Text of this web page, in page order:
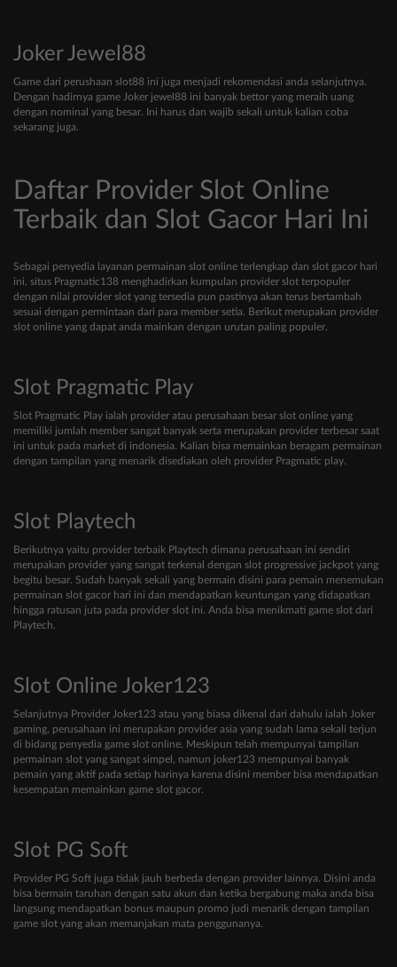
Joker Jewel88
Game dari perushaan slot88 ini juga menjadi rekomendasi anda selanjutnya.
Dengan hadirnya game Joker jewel88 ini banyak bettor yang meraih uang
dengan nominal yang besar. Ini harus dan wajib sekali untuk kalian coba
sekarang juga.
Daftar Provider Slot Online
Terbaik dan Slot Gacor Hari Ini
Sebagai penyedia layanan permainan slot online terlengkap dan slot gacor hari
ini, situs Pragmatic138 menghadirkan kumpulan provider slot terpopuler
dengan nilai provider slot yang tersedia pun pastinya akan terus bertambah
sesuai dengan permintaan dari para member setia. Berikut merupakan provider
slot online yang dapat anda mainkan dengan urutan paling populer.
Slot Pragmatic Play
Slot Pragmatic Play ialah provider atau perusahaan besar slot online yang
memiliki jumlah member sangat banyak serta merupakan provider terbesar saat
ini untuk pada market di indonesia. Kalian bisa memainkan beragam permainan
dengan tampilan yang menarik disediakan oleh provider Pragmatic play.
Slot Playtech
Berikutnya yaitu provider terbaik Playtech dimana perusahaan ini sendiri
merupakan provider yang sangat terkenal dengan slot progressive jackpot yang
begitu besar. Sudah banyak sekali yang bermain disini para pemain menemukan
permainan slot gacor hari ini dan mendapatkan keuntungan yang didapatkan
hingga ratusan juta pada provider slot ini. Anda bisa menikmati game slot dari
Playtech.
Slot Online Joker123
Selanjutnya Provider Joker123 atau yang biasa dikenal dari dahulu ialah Joker
gaming, perusahaan ini merupakan provider asia yang sudah lama sekali terjun
di bidang penyedia game slot online. Meskipun telah mempunyai tampilan
permainan slot yang sangat simpel, namun joker123 mempunyai banyak
pemain yang aktif pada setiap harinya karena disini member bisa mendapatkan
kesempatan memainkan game slot gacor.
Slot PG Soft
Provider PG Soft juga tidak jauh berbeda dengan provider lainnya. Disini anda
bisa bermain taruhan dengan satu akun dan ketika bergabung maka anda bisa
langsung mendapatkan bonus maupun promo judi menarik dengan tampilan
game slot yang akan memanjakan mata penggunanya.